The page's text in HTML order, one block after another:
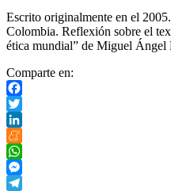
Escrito originalmente en el
Colombia. Reflexión sobre el
ética mundial” de Miguel Ángel
Comparte en:
Facebook
Twitter
LinkedIn
Meneame
WhatsApp
Messenger